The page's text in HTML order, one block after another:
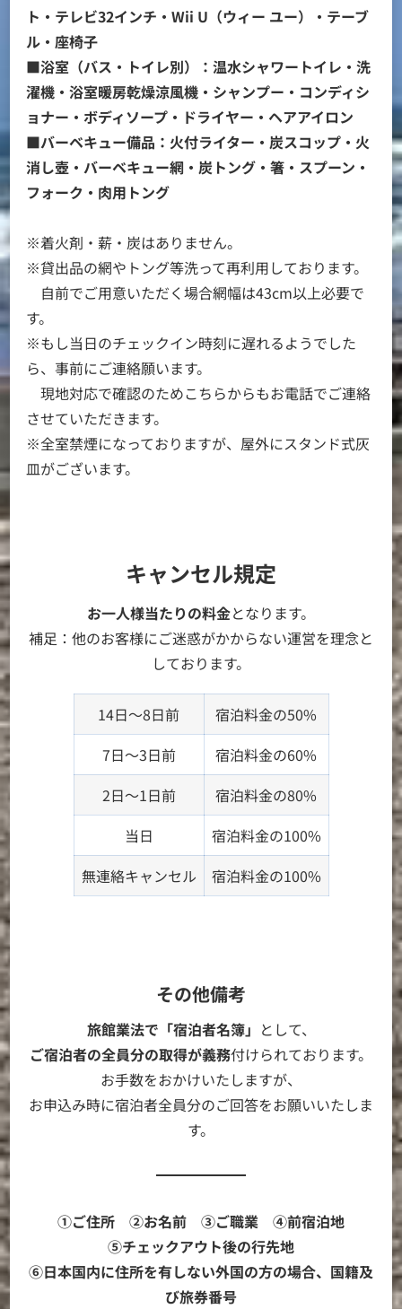
ト・テレビ32インチ・Wii U（ウィー ユー）・テーブ
ル・座椅子
■浴室（バス・トイレ別）：温水シャワートイレ・洗
濯機・浴室暖房乾燥涼風機・シャンプー・コンディシ
ョナー・ボディソープ・ドライヤー・ヘアアイロン
■バーベキュー備品：火付ライター・炭スコップ・火
消し壺・バーベキュー網・炭トング・箸・スプーン・
フォーク・肉用トング
※着火剤・薪・炭はありません。
※貸出品の網やトング等洗って再利用しております。
自前でご用意いただく場合網幅は43cm以上必要で
す。
※もし当日のチェックイン時刻に遅れるようでした
ら、事前にご連絡願います。
現地対応で確認のためこちらからもお電話でご連絡
させていただきます。
※全室禁煙になっておりますが、屋外にスタンド式灰
皿がございます。
キャンセル規定
お一人様当たりの料金となります。
補足：他のお客様にご迷惑がかからない運営を理念と
しております。
14日～8日前
宿泊料金の50%
7日～3日前
宿泊料金の60%
2日～1日前
宿泊料金の80%
当日
宿泊料金の100%
無連絡キャンセル
宿泊料金の100%
その他備考
旅館業法で「宿泊者名簿」 として、
ご宿泊者の全員分の取得が義務付けられております。
お手数をおかけいたしますが、
お申込み時に宿泊者全員分のご回答をお願いいたしま
す。
①ご住所 ②お名前 ③ご職業 ④前宿泊地
⑤チェックアウト後の行先地
⑥日本国内に住所を有しない外国の方の場合、国籍及
び旅券番号